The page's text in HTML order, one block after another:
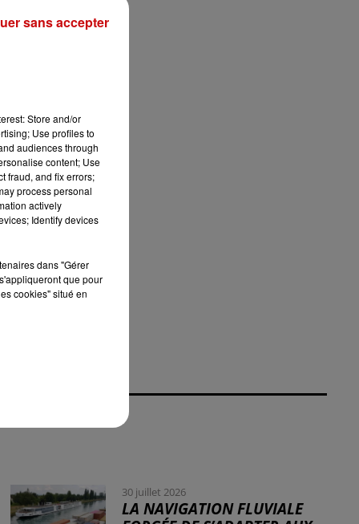
30 juillet 2026
LA NAVIGATION FLUVIALE
Store and/or
Use profiles to
audiences through
content; Use
fraud, and fix errors;
process personal
actively
Identify devices
dans "Gérer
que pour
cookies" situé en
sans accepter